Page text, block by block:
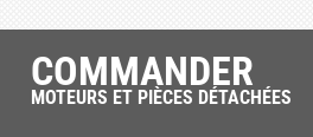
COMMANDER
MOTEURS ET PIÈCES DÉTACHÉES